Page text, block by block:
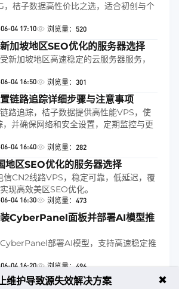
，桔子数据高性价比之选，适合初创与个
04 17:10 浏览量：520
加坡地区SEO优化的服务器选择
新加坡地区高速稳定的云服务器服务，
04 16:50 浏览量：301
链路追踪详细步骤与注意事项
路追踪，桔子数据提供高性能VPS，使
并确保网络和安全设置，定期监控与更
04 16:40 浏览量：282
地区SEO优化的服务器选择
CN2线路VPS，稳定可靠，低延迟，覆
现高效美区SEO优化。
04 16:30 浏览量：473
CyberPanel面板并部署AI模型推
部署AI模型，支持高速稳定推
04 16:20 浏览量：496
维护导致源失效解决方案 ✖